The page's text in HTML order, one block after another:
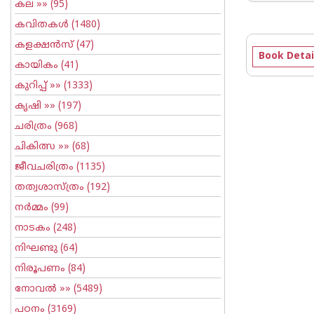
കല »» (95)
കവിതകള്‍ (1480)
കളക്ഷന്‍സ്(47)
കായികം (41)
കുറിപ്പ്‌ »» (1333)
കൃഷി »» (197)
ചരിത്രം (968)
ചികിത്സ »» (68)
ജീവചരിത്രം (1135)
തത്വശാസ്ത്രം (192)
നര്‍മ്മം (99)
നാടകം (248)
നിഘണ്ടു (64)
നിരൂപണം (84)
നോവല്‍ »» (5489)
പഠനം (3169)
Book